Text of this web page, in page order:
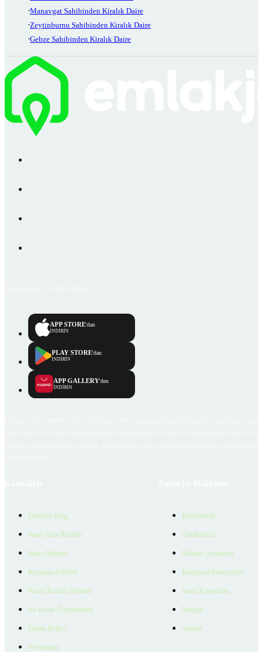
Manavgat Sahibinden Kiralık Daire
Zeytinburnu Sahibinden Kiralık Daire
Gebze Sahibinden Kiralık Daire
APP STORE'dan
İNDİRİN
PLAY STORE'dan
İNDİRİN
APP GALLERY'den
İNDİRİN
Emlakjet Blog
Satın Alma Rehberi
Satıcı Rehberi
Kiralama Rehberi
Konut Kredisi Rehberi
Ne Kadar Ödeyebilirim
Emlak Değeri
Verilerimiz
Hakkımızda
Ödüllerimiz
Reklam Çözümleri
Kurumsal Materyaller
İnsan Kaynakları
İletişim
Yardım